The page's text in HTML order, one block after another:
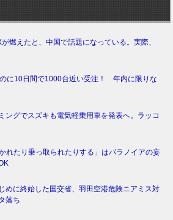
燃えたと、中国で話題になっている。実際、
に10日間で1000台近い受注！ 年内に限りな
ングでスズキも電気軽乗用車を発表へ。ラッコ
れたり乗っ取られたりする」はパラノイアの妄
めに終始した国交省、羽田空港危険ニアミス対
落ち